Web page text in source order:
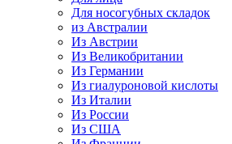
Для носогубных складок
из Австралии
Из Австрии
Из Великобритании
Из Германии
Из гиалуроновой кислоты
Из Италии
Из России
Из США